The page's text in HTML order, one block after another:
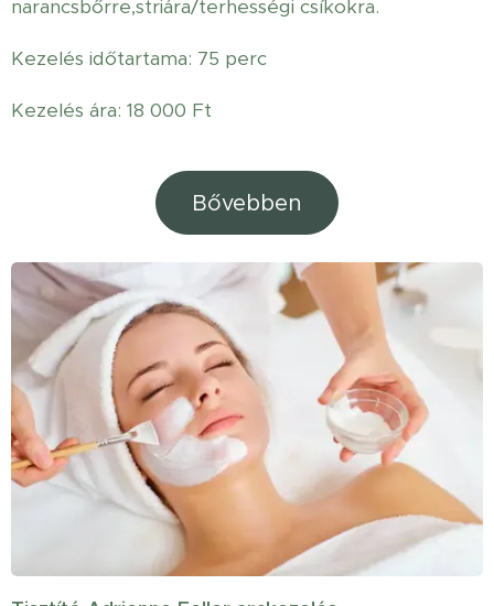
narancsbőrre,striára/terhességi csíkokra.
Kezelés időtartama: 75 perc
Kezelés ára: 18 000 Ft
Bővebben